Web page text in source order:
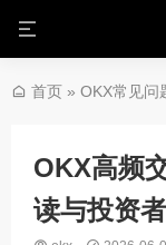
首页 » OKX常见问
OKX高频
读与投资